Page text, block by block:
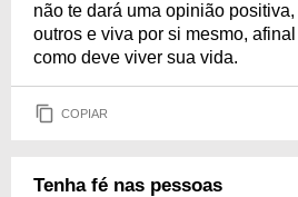
não te dará uma opinião
outros e viva por si mesmo,
como deve viver sua vida.
COPIAR
Tenha fé nas pessoas